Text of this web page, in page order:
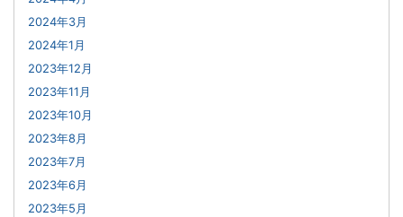
2024年3月
2024年1月
2023年12月
2023年11月
2023年10月
2023年8月
2023年7月
2023年6月
2023年5月